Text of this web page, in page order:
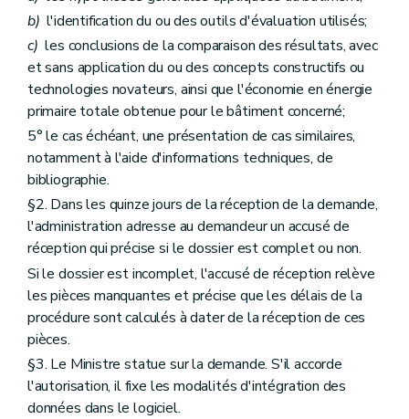
b) l'identification du ou des outils d'évaluation utilisés;
c) les conclusions de la comparaison des résultats, avec
et sans application du ou des concepts constructifs ou
technologies novateurs, ainsi que l'économie en énergie
primaire totale obtenue pour le bâtiment concerné;
5° le cas échéant, une présentation de cas similaires,
notamment à l'aide d'informations techniques, de
bibliographie.
§2. Dans les quinze jours de la réception de la demande,
l'administration adresse au demandeur un accusé de
réception qui précise si le dossier est complet ou non.
Si le dossier est incomplet, l'accusé de réception relève
les pièces manquantes et précise que les délais de la
procédure sont calculés à dater de la réception de ces
pièces.
§3. Le Ministre statue sur la demande. S'il accorde
l'autorisation, il fixe les modalités d'intégration des
données dans le logiciel.